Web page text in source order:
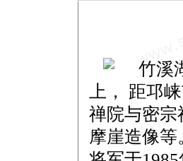
竹溪
上， 距邛
禅院与密宗
摩崖造像